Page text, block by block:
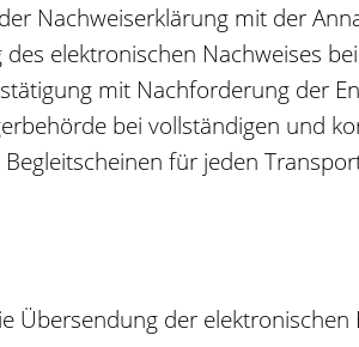
Nachweiserklärung mit der
des elektronischen Nachweises
mit Nachforderung der
bei vollständigen und
für jeden
Übersendung der